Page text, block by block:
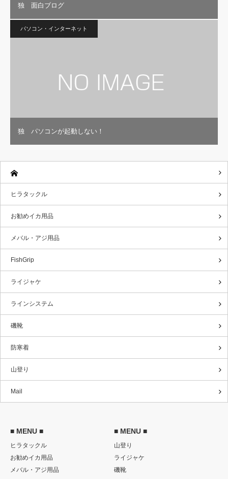
独 面白ブログ
パソコン・インターネット
独 パソコンが起動しない！
ヒラタックル
お勧めイカ用品
メバル・アジ用品
FishGrip
ライジャケ
ラインシステム
磯靴
防寒着
山登り
Mail
■ MENU ■
ヒラタックル
お勧めイカ用品
メバル・アジ用品
■ MENU ■
山登り
ライジャケ
磯靴